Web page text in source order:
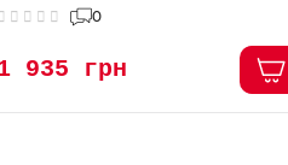
0
935 грн